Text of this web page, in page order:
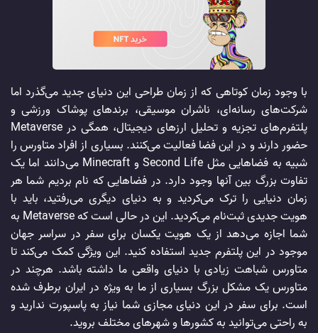
با وجود زمان کوتاهی که از زمان طراحی این دنیای جدید می‌گذرد اما
شرکت‌های رسانه‌ای، ناشران موسیقی، برندهای پوشاک ورزشی و
پلتفرم‌های تجزیه و تحلیل ارزهای دیجیتال، همگی در Metaverse
حضور دارند و در این فضا فعالیت می‌کنند. بسیاری از افراد متاورس را
شبیه به فضاهایی مثل Second Life و Minecraft می‌دانند اما یک
تفاوت بزرگ بین آنها وجود دارد. در فضا‌هایی که نام بردیم شما هر
زمان دنیایی را ترک می‌کردید و به دنیای دیگری می‌رفتید، باید با
هویت جدیدی ثبت‌نام می‌کردید. این در حالی است که Metaverse به
شما اجازه می‌دهد از یک هویت یکسان برای سفر در سراسر جهان
موجود در این پلتفرم جدید استفاده کنید. این ویژگی کمک می‌کند تا
متاورس شباهت زیادی با دنیای واقعی ما داشته باشد. هرچند در
متاورس یک مشکل بزرگ بسیاری از ما به ویژه در ایران برطرف شده
است. برای سفر در این دنیای مجازی شما نیاز به پاسپورت ندارید و
به راحتی می‌توانید به کشورها و شهرهای مختلف بروید.